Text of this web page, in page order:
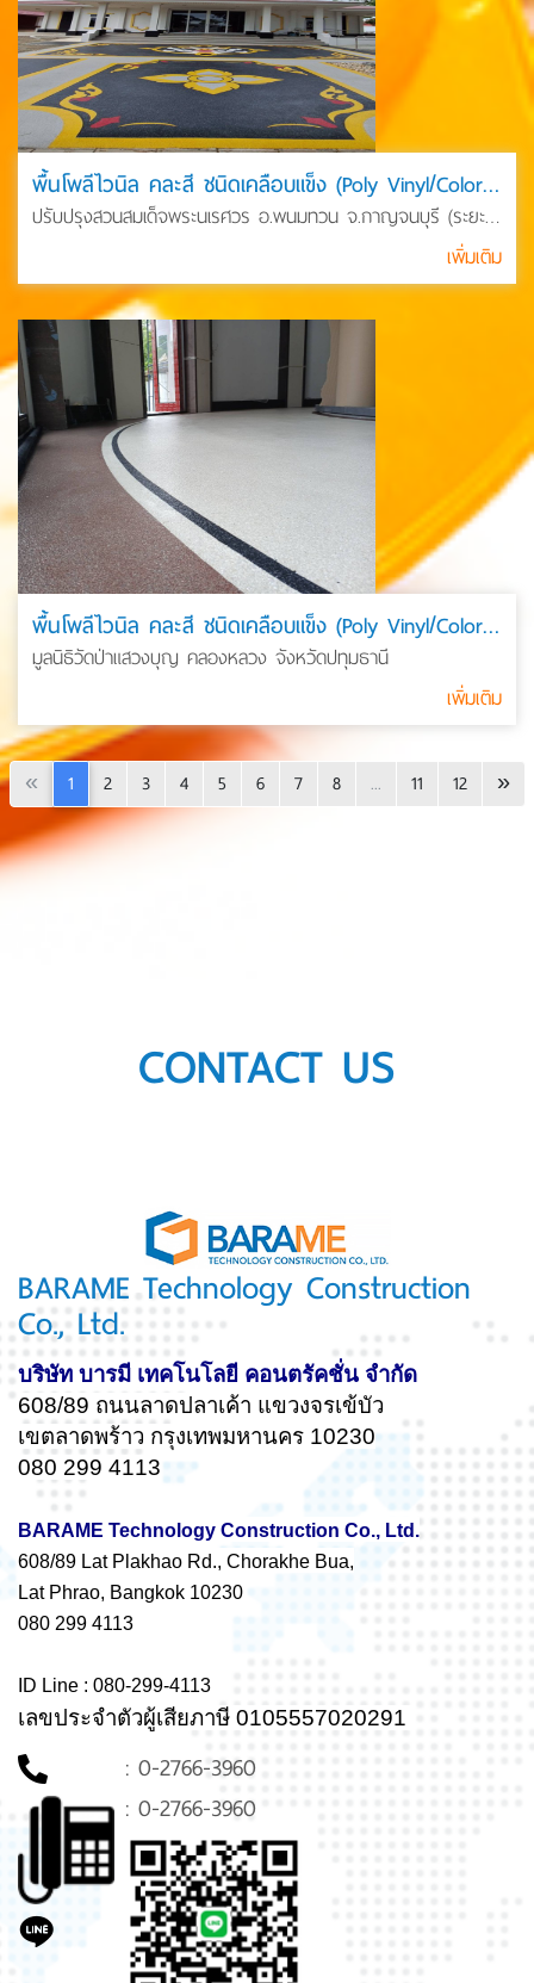
พื้นโพลีไวนิล คละสี ชนิดเคลือบแข็ง (Poly Vinyl/Color Flake)
ปรับปรุงสวนสมเด็จพระนเรศวร อ.พนมทวน จ.กาญจนบุรี (ระยะที่1
เพิ่มเติม
พื้นโพลีไวนิล คละสี ชนิดเคลือบแข็ง (Poly Vinyl/Color Flake)
มูลนิธิวัดป่าแสวงบุญ คลองหลวง จังหวัดปทุมธานี
เพิ่มเติม
« 1 2 3 4 5 6 7 8 ... 11 12 »
CONTACT US
BARAME Technology Construction
Co., Ltd.
บริษัท บารมี เทคโนโลยี คอนตรัคชั่น จำกัด
608/89 ถนนลาดปลาเค้า แขวงจรเข้บัว
เขตลาดพร้าว กรุงเทพมหานคร 10230
080 299 4113
BARAME Technology Construction Co., Ltd.
608/89 Lat Plakhao Rd., Chorakhe Bua,
Lat Phrao, Bangkok 10230
080 299 4113
ID Line : 080-299-4113
เลขประจำตัวผู้เสียภาษี 0105557020291
: 0-2766-3960
: 0-2766-3960